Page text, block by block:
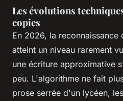
Les évolutions
copies
En 2026, la
atteint un niveau rarement
une écriture approximative
peu. L'algorithme ne fait
prose serrée d'un lycéen,